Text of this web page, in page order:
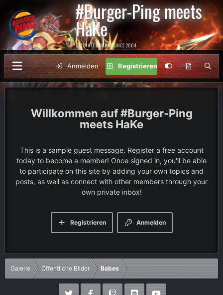
#Burger-Ping meets
HaKe
ULTIMATE GAMING SINCE 2004
Anmelden Registrieren
#Burger-Ping
meets HaKe
This is a sample guest message. Register a free account
today to become a member! Once signed in, you'll be able
to participate on this site by adding your own topics and
posts, as well as connect with other members through your
own private inbox!
Anmelden
Registrieren
Galerie Öffentliche Bilder Babes